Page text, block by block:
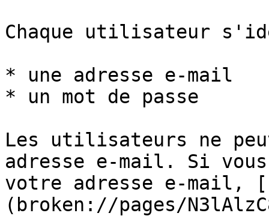
Chaque utilisateur
* une adresse e-mail
* un mot de passe
Les utilisateurs ne
adresse e-mail. Si
votre adresse e-mail,
(broken://pages/